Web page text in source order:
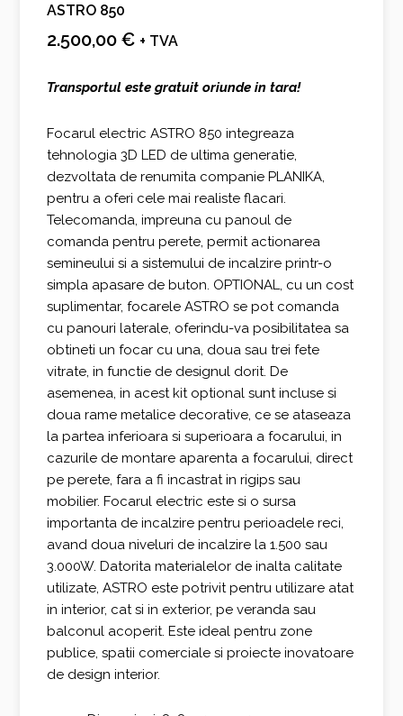
ASTRO 850
2.500,00€ + TVA
Transportul este gratuit oriunde in tara!
Focarul electric ASTRO 850 integreaza
tehnologia 3D LED de ultima generatie,
dezvoltata de renumita companie PLANIKA,
pentru a oferi cele mai realiste flacari.
Telecomanda, impreuna cu panoul de
comanda pentru perete, permit actionarea
semineului si a sistemului de incalzire printr-o
simpla apasare de buton. OPTIONAL, cu un cost
suplimentar, focarele ASTRO se pot comanda
cu panouri laterale, oferindu-va posibilitatea sa
obtineti un focar cu una, doua sau trei fete
vitrate, in functie de designul dorit. De
asemenea, in acest kit optional sunt incluse si
doua rame metalice decorative, ce se ataseaza
la partea inferioara si superioara a focarului, in
cazurile de montare aparenta a focarului, direct
pe perete, fara a fi incastrat in rigips sau
mobilier. Focarul electric este si o sursa
importanta de incalzire pentru perioadele reci,
avand doua niveluri de incalzire la 1.500 sau
3.000W.Datorita materialelor de inalta calitate
utilizate, ASTRO este potrivit pentru utilizare atat
in ​​interior, cat si in exterior, pe veranda sau
balconul acoperit. Este ideal pentru zone
publice, spatii comerciale si proiecte inovatoare
de design interior.